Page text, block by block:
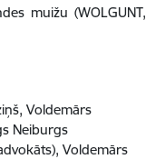
muižu (WOLGUNT,
Voldemārs
Neiburgs
Voldemārs